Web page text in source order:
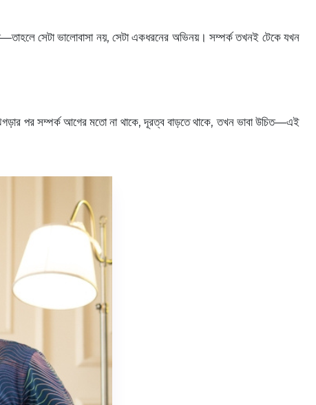
সেটা ভালোবাসা নয়, সেটা একধরনের অভিনয়। সম্পর্ক তখনই টেকে যখন
পর সম্পর্ক আগের মতো না থাকে, দূরত্ব বাড়তে থাকে, তখন ভাবা উচিত—এই